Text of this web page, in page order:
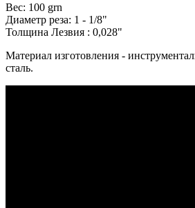
Вес: 100 grn
Диаметр реза: 1 - 1/8"
Толщина Лезвия : 0,028"
Материал изготовления -
сталь.